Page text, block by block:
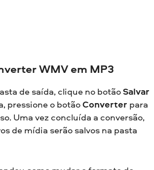
WMV em MP3
de saída, clique no botãoSalvar
pressione o botãoConverter para
Uma vez concluída a conversão,
de mídia serão salvos na pasta